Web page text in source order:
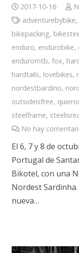
2017-10-16
adventurebybike,
bikepacking,
enduro, endurobike,
enduromtb, fox,
hardtails, lovebikes,
nordestbardino,
outsideisfree,
steelframe,
No hay
El 6, 7 y 8 de
Portugal de
Bikotel, con una
Nordest
nueva…